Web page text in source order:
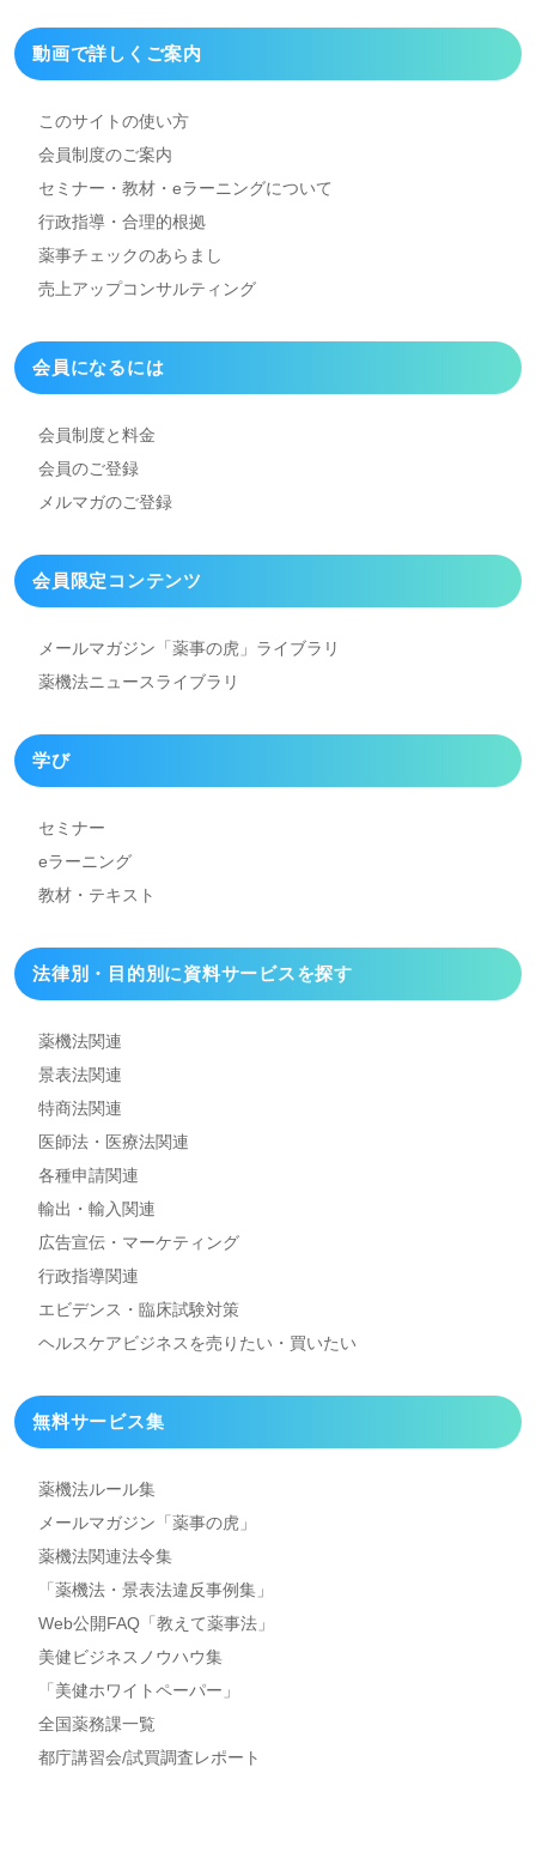
動画で詳しくご案内
このサイトの使い方
会員制度のご案内
セミナー・教材・eラーニングについて
行政指導・合理的根拠
薬事チェックのあらまし
売上アップコンサルティング
会員になるには
会員制度と料金
会員のご登録
メルマガのご登録
会員限定コンテンツ
メールマガジン「薬事の虎」 ライブラリ
薬機法ニュースライブラリ
学び
セミナー
eラーニング
教材・テキスト
法律別・目的別に資料サービスを探す
薬機法関連
景表法関連
特商法関連
医師法・医療法関連
各種申請関連
輸出・輸入関連
広告宣伝・マーケティング
行政指導関連
エビデンス・臨床試験対策
ヘルスケアビジネスを売りたい・買いたい
無料サービス集
薬機法ルール集
メールマガジン「薬事の虎」
薬機法関連法令集
「薬機法・景表法違反事例集」
Web公開FAQ「教えて薬事法」
美健ビジネスノウハウ集
「美健ホワイトペーパー」
全国薬務課一覧
都庁講習会/試買調査レポート